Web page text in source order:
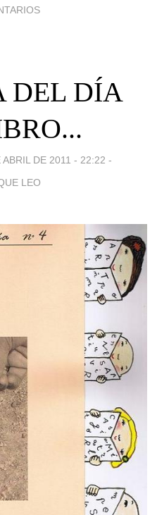
DEL DÍA
ABRIL DE 2011 - 22:22 -
LEO